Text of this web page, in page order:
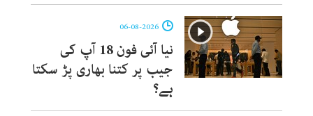
نیا آئی فون 18 آپ کی
جیب پر کتنا بھاری پڑ سکتا
ہے؟